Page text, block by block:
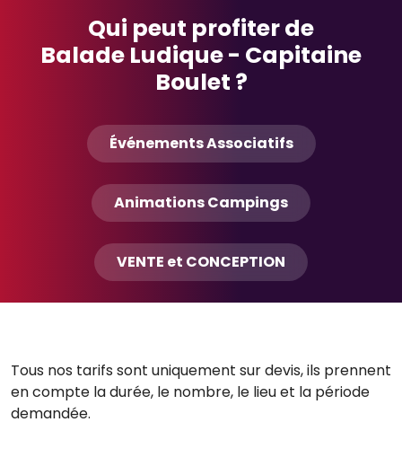
Qui peut profiter de
Balade Ludique - Capitaine
Boulet ?
Événements Associatifs
Animations Campings
VENTE et CONCEPTION
Tous nos tarifs sont uniquement sur devis, ils prennent
en compte la durée, le nombre, le lieu et la période
demandée.